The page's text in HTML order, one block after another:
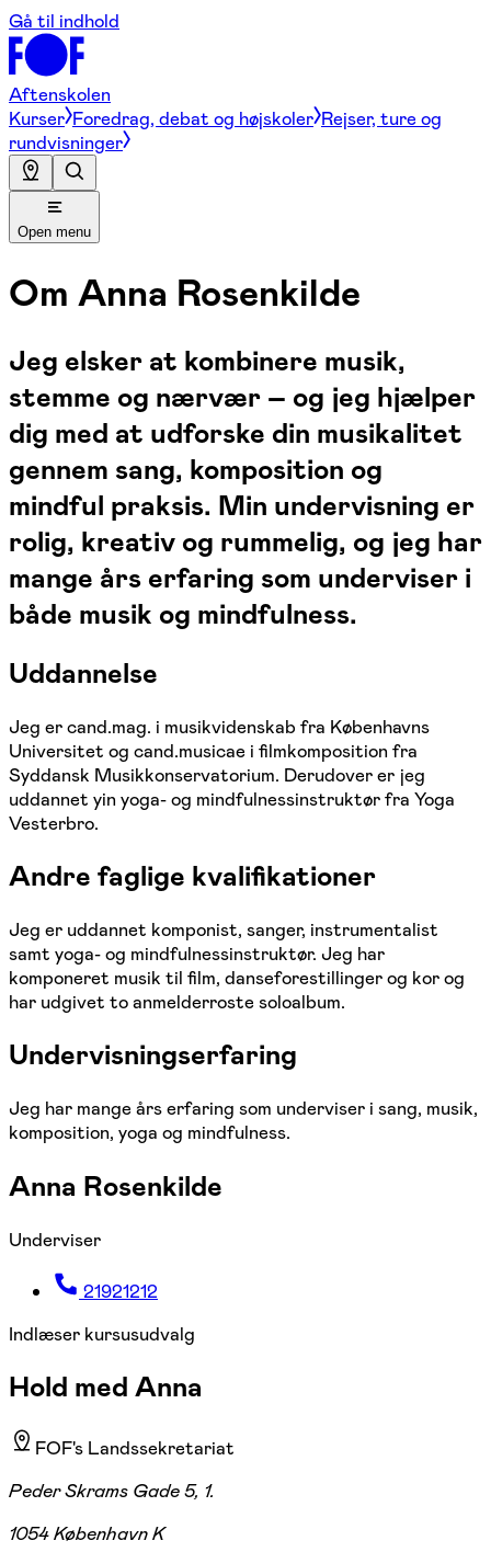
Gå til indhold
Aftenskolen
Kurser Foredrag, debat og højskoler Rejser, ture og
rundvisninger
Open menu
Om Anna Rosenkilde
Jeg elsker at kombinere musik,
stemme og nærvær – og jeg hjælper
dig med at udforske din musikalitet
gennem sang, komposition og
mindful praksis. Min undervisning er
rolig, kreativ og rummelig, og jeg har
mange års erfaring som underviser i
både musik og mindfulness.
Uddannelse
Jeg er cand.mag. i musikvidenskab fra Københavns
Universitet og cand.musicae i filmkomposition fra
Syddansk Musikkonservatorium. Derudover er jeg
uddannet yin yoga- og mindfulnessinstruktør fra Yoga
Vesterbro.
Andre faglige kvalifikationer
Jeg er uddannet komponist, sanger, instrumentalist
samt yoga- og mindfulnessinstruktør. Jeg har
komponeret musik til film, danseforestillinger og kor og
har udgivet to anmelderroste soloalbum.
Undervisningserfaring
Jeg har mange års erfaring som underviser i sang, musik,
komposition, yoga og mindfulness.
Anna Rosenkilde
Underviser
21921212
Indlæser kursusudvalg
Hold med Anna
FOF's Landssekretariat
Peder Skrams Gade 5, 1.
1054 København K